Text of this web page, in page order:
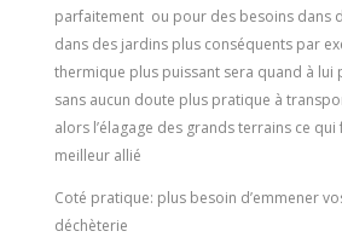
parfaitement ou pour des besoins dans
dans des jardins plus conséquents par
thermique plus puissant sera quand à lui
sans aucun doute plus pratique à
alors l’élagage des grands terrains ce
meilleur allié
Coté pratique: plus besoin d’emmener
déchèterie